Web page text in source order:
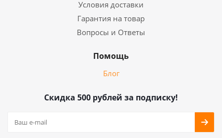
Условия доставки
Гарантия на товар
Вопросы и Ответы
Помощь
Блог
Скидка 500 рублей за подписку!